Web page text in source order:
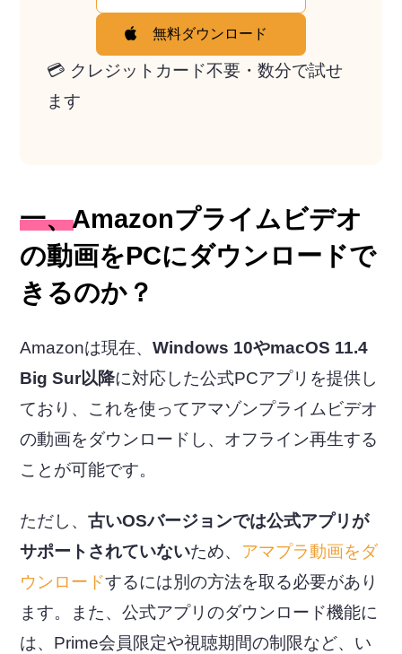
無料ダウンロード
💳 クレジットカード不要・数分で試せ
ます
一、Amazonプライムビデオ
の動画をPCにダウンロードで
きるのか？
Amazonは現在、Windows 10やmacOS 11.4
Big Sur以降に対応した公式PCアプリを提供し
ており、これを使ってアマゾンプライムビデオ
の動画をダウンロードし、オフライン再生する
ことが可能です。
ただし、古いOSバージョンでは公式アプリが
サポートされていないため、 アマプラ動画をダ
ウンロードするには別の方法を取る必要があり
ます。また、公式アプリのダウンロード機能に
は、Prime会員限定や視聴期間の制限など、い